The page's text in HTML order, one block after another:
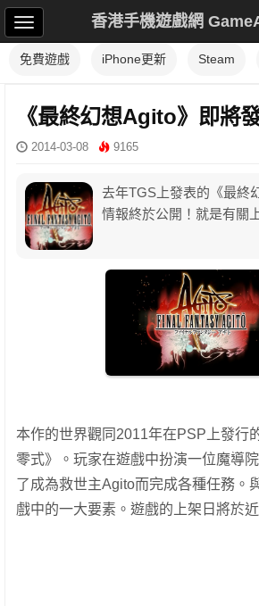
香港手機遊戲網
免費遊戲 iPhone更新 Steam
《最終幻想Agito》即將
2014-03-08 9165
去年TGS上發表的《最終
情報終於公開！就是有關
本作的世界觀同2011年在PSP上發行
零式》。玩家在遊戲中扮演一位魔導
了成為救世主Agito而完成各種任務。
戲中的一大要素。 遊戲的上架日將於